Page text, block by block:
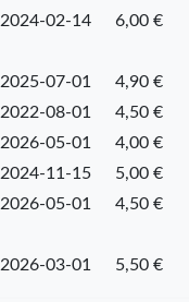
2024-02-14 6,00 €
2025-07-01 4,90 €
2022-08-01 4,50 €
2026-05-01 4,00 €
2024-11-15 5,00 €
2026-05-01 4,50 €
2026-03-01 5,50 €